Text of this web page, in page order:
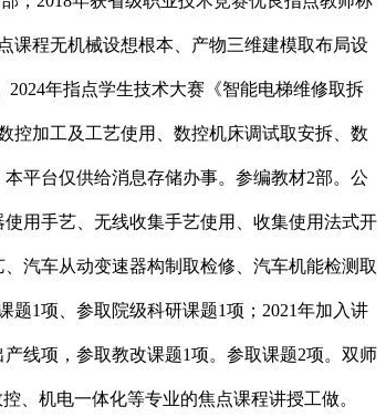
课程无机械设想根本、产物三维建模取布局设
年指点学生技术大赛《智能电梯维修取拆
控加工及工艺使用、数控机床调试取安拆、数
平台仅供给消息存储办事。参编教材2部。公
用手艺、无线收集手艺使用、收集使用法式开
汽车从动变速器构制取检修、汽车机能检测取
1项、参取院级科研课题1项；2021年加入讲
线项，参取教改课题1项。参取课题2项。双师
、机电一体化等专业的焦点课程讲授工做。